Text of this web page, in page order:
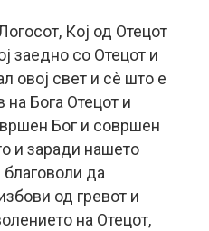
Кој од Отецот
заедно со Отецот и
овој свет и сè што е
на Бога Отецот и
Бог и совршен
и заради нашето
да
од гревот и
на Отецот,